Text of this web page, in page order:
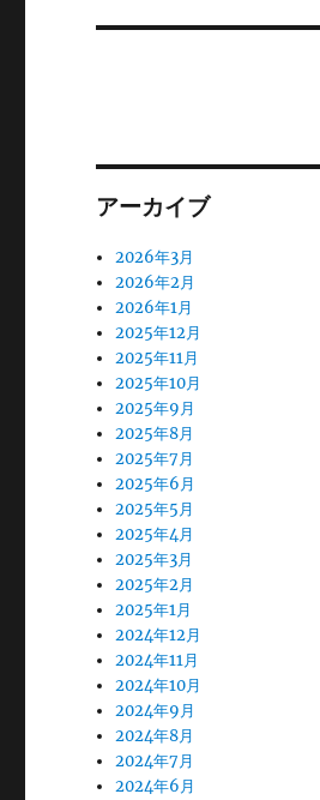
ョ
稿:
アーカイブ
2026年3月
2026年2月
2026年1月
2025年12月
2025年11月
2025年10月
2025年9月
2025年8月
2025年7月
2025年6月
2025年5月
2025年4月
2025年3月
2025年2月
2025年1月
2024年12月
2024年11月
2024年10月
2024年9月
2024年8月
2024年7月
2024年6月